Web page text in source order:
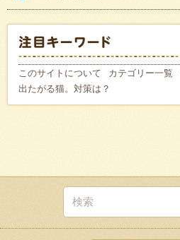
このサイトについて カテゴリー一覧
出たがる猫。対策は？